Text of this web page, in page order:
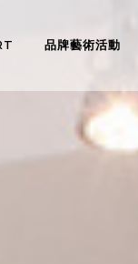
品牌藝術活動